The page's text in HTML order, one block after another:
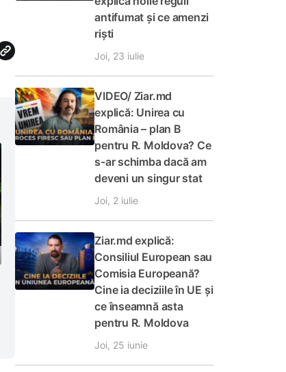
antifumat și ce amenzi
riști
Joi, 23 iulie
VIDEO/ Ziar.md
explică: Unirea cu
România – plan B
pentru R. Moldova? Ce
s-ar schimba dacă am
deveni un singur stat
Joi, 2 iulie
Ziar.md explică:
Consiliul European sau
Comisia Europeană?
Cine ia deciziile în UE și
ce înseamnă asta
pentru R. Moldova
Joi, 25 iunie